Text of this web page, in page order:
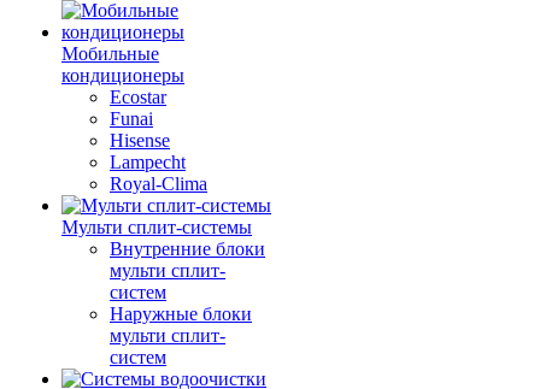
Мобильные
кондиционеры
Ecostar
Funai
Hisense
Lampecht
Royal-Clima
Мульти сплит-системы
Внутренние блоки
мульти сплит-
систем
Наружные блоки
мульти сплит-
систем